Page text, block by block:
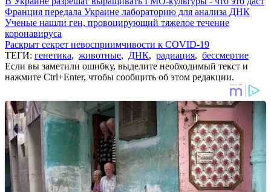
Франция передала Украине лабораторию для анализа ДНК
Ученые нашли ген, провоцирующий тяжелое течение
коронавируса
Раскрыт секрет невосприимчивости к COVID-19
ТЕГИ: генетика, животные, ДНК, радиация, бессмертие
Если вы заметили ошибку, выделите необходимый текст и
нажмите Ctrl+Enter, чтобы сообщить об этом редакции.